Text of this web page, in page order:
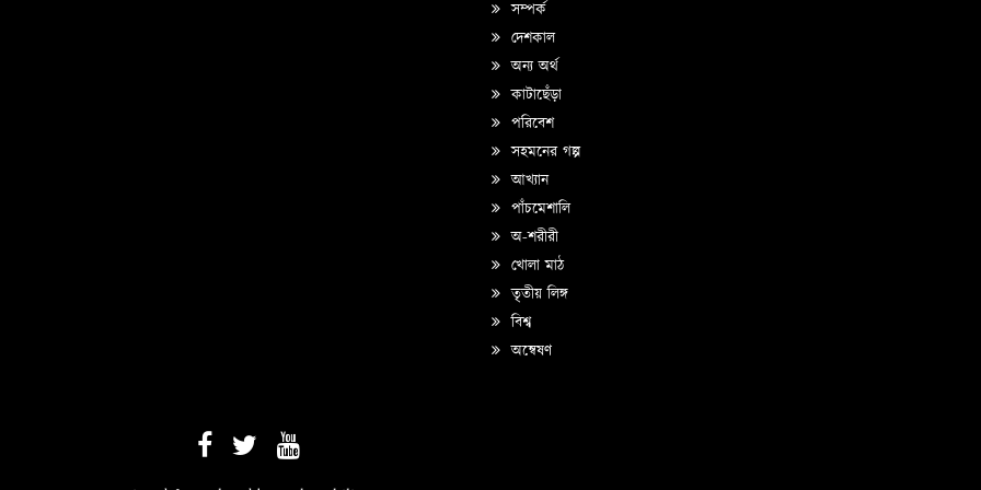
সম্পর্ক
দেশকাল
অন্য অর্থ
কাটাছেঁড়া
পরিবেশ
সহমনের গল্প
আখ্যান
পাঁচমেশালি
অ-শরীরী
খোলা মাঠ
তৃতীয় লিঙ্গ
বিশ্ব
অন্বেষণ